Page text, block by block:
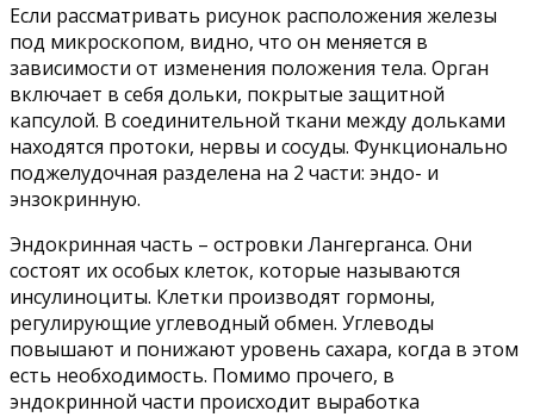
Если рассматривать рисунок расположения железы
под микроскопом, видно, что он меняется в
зависимости от изменения положения тела. Орган
включает в себя дольки, покрытые защитной
капсулой. В соединительной ткани между дольками
находятся протоки, нервы и сосуды. Функционально
поджелудочная разделена на 2 части: эндо- и
энзокринную.
Эндокринная часть – островки Лангерганса. Они
состоят их особых клеток, которые называются
инсулиноциты. Клетки производят гормоны,
регулирующие углеводный обмен. Углеводы
повышают и понижают уровень сахара, когда в этом
есть необходимость. Помимо прочего, в
эндокринной части происходит выработка